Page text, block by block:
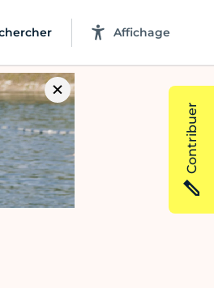
Affichage
Contribuer